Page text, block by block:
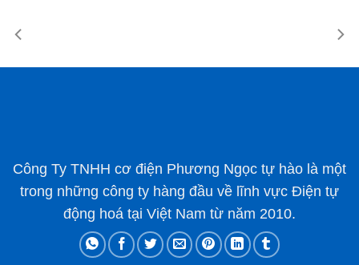
Công Ty TNHH cơ điện Phương Ngọc tự hào là một
trong những công ty hàng đầu về lĩnh vực Điện tự
động hoá tại Việt Nam từ năm 2010.